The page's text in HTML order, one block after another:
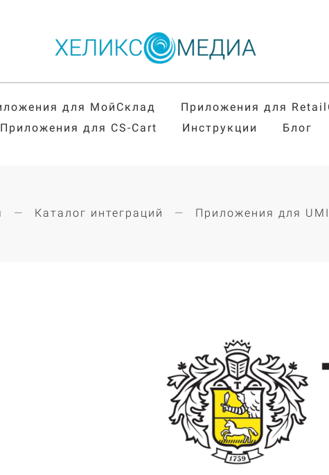
для МойСклад Приложения для
Приложения для CS-Cart
Инструкции Блог
Каталог интеграций Приложения для